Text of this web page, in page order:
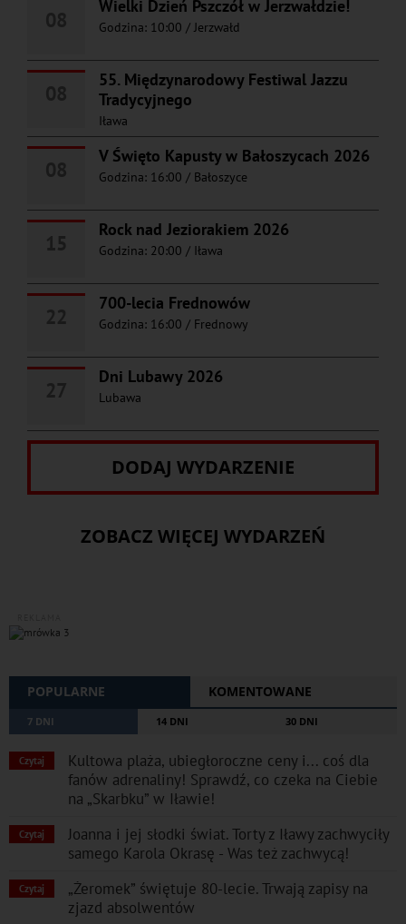
Wielki Dzień Pszczół w Jerzwałdzie!
Godzina: 10:00 / Jerzwałd
55. Międzynarodowy Festiwal Jazzu
Tradycyjnego
Iława
V Święto Kapusty w Bałoszycach 2026
Godzina: 16:00 / Bałoszyce
Rock nad Jeziorakiem 2026
Godzina: 20:00 / Iława
700-lecia Frednowów
Godzina: 16:00 / Frednowy
Dni Lubawy 2026
Lubawa
DODAJ WYDARZENIE
ZOBACZ WIĘCEJ WYDARZEŃ
POPULARNE KOMENTOWANE
7 DNI 14 DNI 30 DNI
Czytaj
Kultowa plaża, ubiegłoroczne ceny i... coś dla
fanów adrenaliny! Sprawdź, co czeka na Ciebie
na „Skarbku” w Iławie!
Czytaj
Joanna i jej słodki świat. Torty z Iławy zachwyciły
samego Karola Okrasę - Was też zachwycą!
Czytaj
„Żeromek” świętuje 80-lecie. Trwają zapisy na
zjazd absolwentów